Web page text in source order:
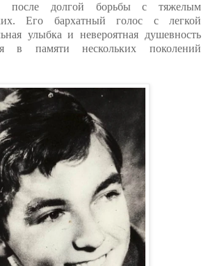
после долгой борьбы с тяжелым
Его бархатный голос с легкой
улыбка и невероятная душевность
в памяти нескольких поколений